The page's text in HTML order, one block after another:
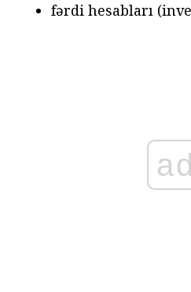
fərdi hesabları
ad